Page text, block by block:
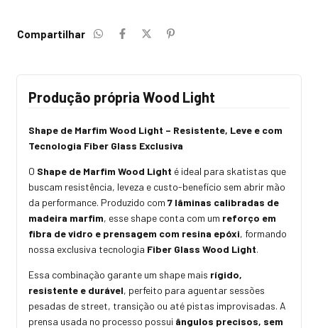
Compartilhar
Produção própria Wood Light
Shape de Marfim Wood Light – Resistente, Leve e com
Tecnologia Fiber Glass Exclusiva
O Shape de Marfim Wood Light é ideal para skatistas que
buscam resistência, leveza e custo-benefício sem abrir mão
da performance. Produzido com 7 lâminas calibradas de
madeira marfim, esse shape conta com um reforço em
fibra de vidro e prensagem com resina epóxi, formando
nossa exclusiva tecnologia Fiber Glass Wood Light.
Essa combinação garante um shape mais rígido,
resistente e durável, perfeito para aguentar sessões
pesadas de street, transição ou até pistas improvisadas. A
prensa usada no processo possui ângulos precisos, sem